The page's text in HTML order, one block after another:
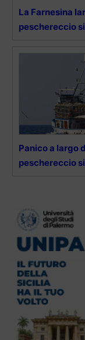
La Farnesina
peschereccio
Panico a largo
peschereccio